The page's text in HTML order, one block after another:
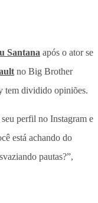
Santana após o ator se
no Big Brother
tem dividido opiniões.
perfil no Instagram e
está achando do
pautas?”,